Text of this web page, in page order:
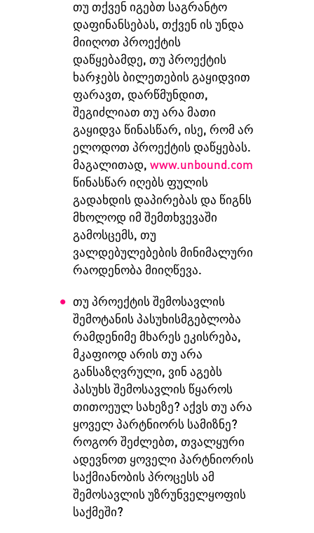
თუ თქვენ იგებთ საგრანტო
დაფინანსებას, თქვენ ის უნდა
მიიღოთ პროექტის
დაწყებამდე, თუ პროექტის
ხარჯებს ბილეთების გაყიდვით
ფარავთ, დარწმუნდით,
შეგიძლიათ თუ არა მათი
გაყიდვა წინასწარ, ისე, რომ არ
ელოდოთ პროექტის დაწყებას.
მაგალითად, www.unbound.com
წინასწარ იღებს ფულის
გადახდის დაპირებას და წიგნს
მხოლოდ იმ შემთხვევაში
გამოსცემს, თუ
ვალდებულებების მინიმალური
რაოდენობა მიიღწევა.
თუ პროექტის შემოსავლის
შემოტანის პასუხისმგებლობა
რამდენიმე მხარეს ეკისრება,
მკაფიოდ არის თუ არა
განსაზღვრული, ვინ აგებს
პასუხს შემოსავლის წყაროს
თითოეულ სახეზე? აქვს თუ არა
ყოველ პარტნიორს სამიზნე?
როგორ შეძლებთ, თვალყური
ადევნოთ ყოველი პარტნიორის
საქმიანობის პროცესს ამ
შემოსავლის უზრუნველყოფის
საქმეში?